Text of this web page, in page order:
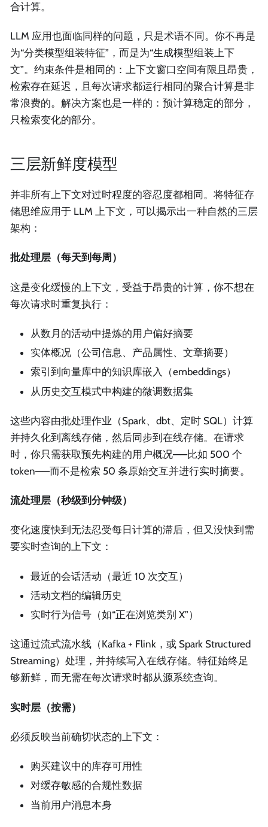
合计算。
LLM 应用也面临同样的问题，只是术语不同。你不再是
为“分类模型组装特征”，而是为“生成模型组装上下
文”。约束条件是相同的：上下文窗口空间有限且昂贵，
检索存在延迟，且每次请求都运行相同的聚合计算是非
常浪费的。解决方案也是一样的：预计算稳定的部分，
只检索变化的部分。
三层新鲜度模型
并非所有上下文对过时程度的容忍度都相同。将特征存
储思维应用于 LLM 上下文，可以揭示出一种自然的三层
架构：
批处理层（每天到每周）
这是变化缓慢的上下文，受益于昂贵的计算，你不想在
每次请求时重复执行：
从数月的活动中提炼的用户偏好摘要
实体概况（公司信息、产品属性、文章摘要）
索引到向量库中的知识库嵌入（embeddings）
从历史交互模式中构建的微调数据集
这些内容由批处理作业（Spark、dbt、定时 SQL）计算
并持久化到离线存储，然后同步到在线存储。在请求
时，你只需获取预先构建的用户概况——比如 500 个
token——而不是检索 50 条原始交互并进行实时摘要。
流处理层（秒级到分钟级）
变化速度快到无法忍受每日计算的滞后，但又没快到需
要实时查询的上下文：
最近的会话活动（最近 10 次交互）
活动文档的编辑历史
实时行为信号（如“正在浏览类别 X”）
这通过流式流水线（Kafka + Flink，或 Spark Structured
Streaming）处理，并持续写入在线存储。特征始终足
够新鲜，而无需在每次请求时都从源系统查询。
实时层（按需）
必须反映当前确切状态的上下文：
购买建议中的库存可用性
对缓存敏感的合规性数据
当前用户消息本身